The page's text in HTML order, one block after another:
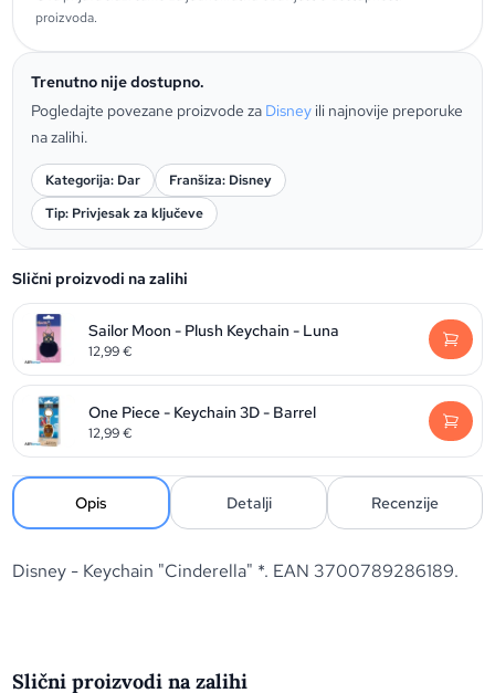
proizvoda.
Trenutno nije dostupno.
Pogledajte povezane proizvode za Disney ili najnovije preporuke
na zalihi.
Kategorija: Dar
Franšiza: Disney
Tip: Privjesak za ključeve
Slični proizvodi na zalihi
Sailor Moon - Plush Keychain - Luna
12,99€
One Piece - Keychain 3D - Barrel
12,99€
Opis Detalji Recenzije
Disney - Keychain "Cinderella" *. EAN 3700789286189.
Slični proizvodi na zalihi